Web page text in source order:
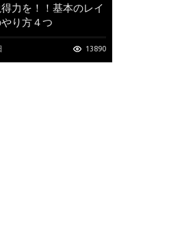
力を！！基本のレイ
り方４つ
13890